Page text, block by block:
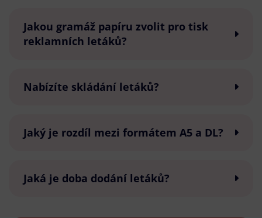
Jakou gramáž papíru zvolit pro tisk
reklamních letáků?
Nabízíte skládání letáků?
Jaký je rozdíl mezi formátem A5 a DL?
Jaká je doba dodání letáků?